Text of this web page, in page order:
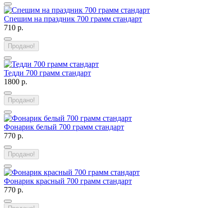
Спешим на праздник 700 грамм стандарт
710 р.
Продано!
Тедди 700 грамм стандарт
1800 р.
Продано!
Фонарик белый 700 грамм стандарт
770 р.
Продано!
Фонарик красный 700 грамм стандарт
770 р.